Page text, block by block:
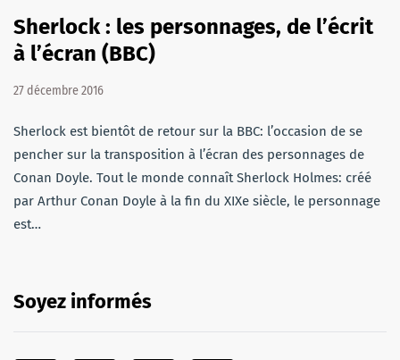
Sherlock : les personnages, de l’écrit
à l’écran (BBC)
27 décembre 2016
Sherlock est bientôt de retour sur la BBC: l’occasion de se
pencher sur la transposition à l’écran des personnages de
Conan Doyle. Tout le monde connaît Sherlock Holmes: créé
par Arthur Conan Doyle à la fin du XIXe siècle, le personnage
est…
Soyez informés